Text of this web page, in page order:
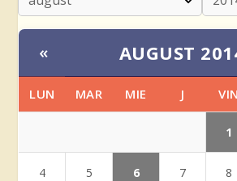
« AUGUST
LUN MAR MIE J VIN
1
4 5 6 7 8